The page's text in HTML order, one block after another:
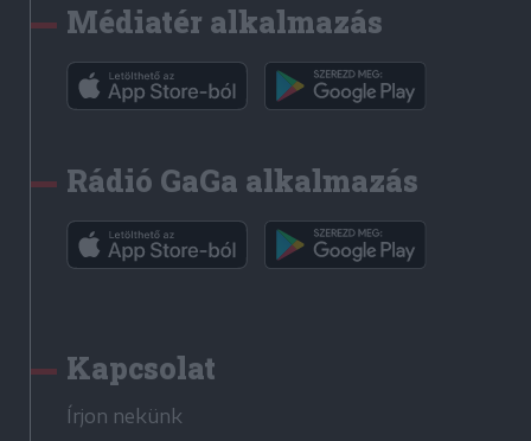
Médiatér alkalmazás
Rádió GaGa alkalmazás
Kapcsolat
Írjon nekünk